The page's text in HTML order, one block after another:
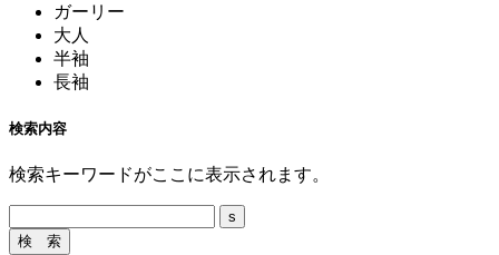
ガーリー
大人
半袖
長袖
検索内容
検索キーワードがここに表示されます。